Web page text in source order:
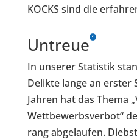
KOCKS sind die
Untreue
In unserer Statistik
Delikte lange an erster
Jahren hat das Thema
Wettbewerbsverbot“
rang abgelaufen.